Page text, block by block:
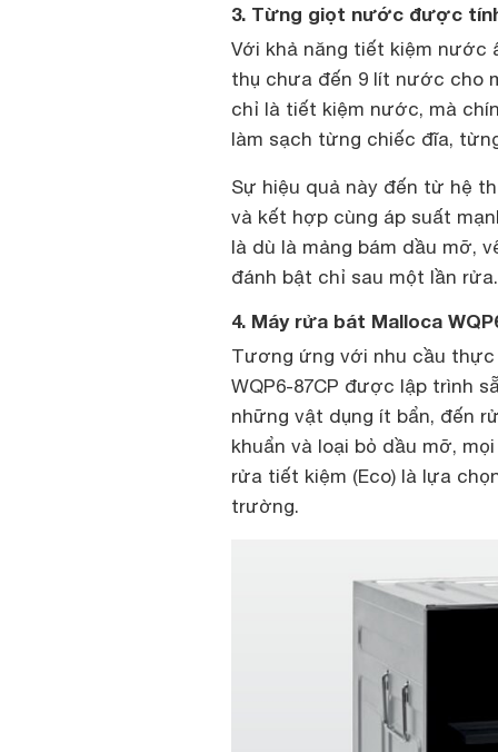
3. Từng giọt nước được
Với khả năng tiết kiệm
thụ chưa đến 9 lít nước cho
chỉ là tiết kiệm nước, mà
làm sạch từng chiếc đĩa,
Sự hiệu quả này đến từ hệ
và kết hợp cùng áp suất
là dù là mảng bám dầu mỡ,
đánh bật chỉ sau một lần rửa.
4. Máy rửa bát Malloca
Tương ứng với nhu cầu
WQP6-87CP được lập trình
những vật dụng ít bẩn, đến
khuẩn và loại bỏ dầu mỡ,
rửa tiết kiệm (Eco) là lựa
trường.